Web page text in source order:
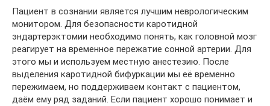
Пациент в сознании является лучшим неврологическим
монитором. Для безопасности каротидной
эндартерэктомии необходимо понять, как головной мозг
реагирует на временное пережатие сонной артерии. Для
этого мы и используем местную анестезию. После
выделения каротидной бифуркации мы её временно
пережимаем, но поддерживаем контакт с пациентом,
даём ему ряд заданий. Если пациент хорошо понимает и